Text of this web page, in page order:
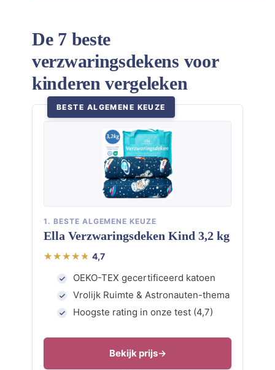
De 7 beste
verzwaringsdekens voor
kinderen vergeleken
BESTE ALGEMENE KEUZE
1. BESTE ALGEMENE KEUZE
Ella Verzwaringsdeken Kind 3,2 kg
4,7
OEKO-TEX gecertificeerd katoen
Vrolijk Ruimte & Astronauten-thema
Hoogste rating in onze test (4,7)
Bekijk prijs